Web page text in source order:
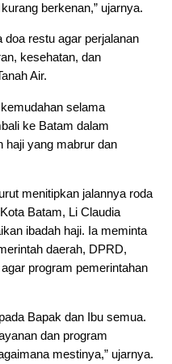
berkenan,” ujarnya.
restu agar perjalanan
kesehatan, dan
Air.
selama
ke Batam dalam
haji yang mabrur dan
menitipkan jalannya roda
Batam, Li Claudia
ibadah haji. Ia meminta
daerah, DPRD,
program pemerintahan
Bapak dan Ibu semua.
dan program
mestinya,” ujarnya.